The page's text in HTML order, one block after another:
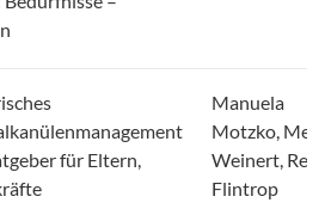
für Eltern,
Manuela
Motzko,
Weinert,
Flintrop